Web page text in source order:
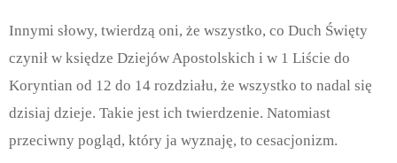
Innymi słowy, twierdzą oni, że wszystko, co Duch Święty
czynił w księdze Dziejów Apostolskich i w 1 Liście do
Koryntian od 12 do 14 rozdziału, że wszystko to nadal się
dzisiaj dzieje. Takie jest ich twierdzenie. Natomiast
przeciwny pogląd, który ja wyznaję, to cesacjonizm.